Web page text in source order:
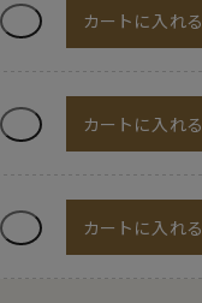
カートに入れる
カートに入れる
カートに入れる